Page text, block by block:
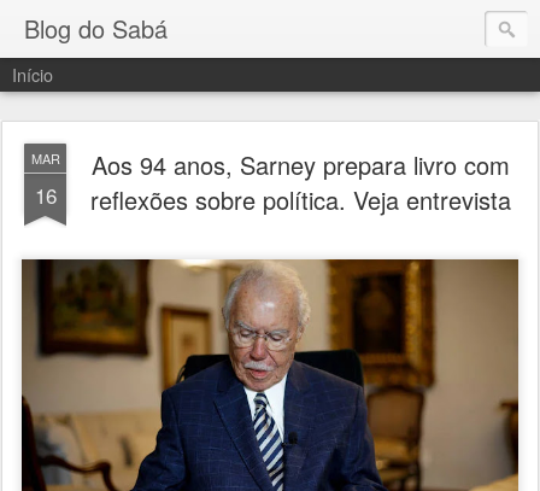
Blog do Sabá
Início
MAR
16
Aos 94 anos, Sarney prepara livro com
reflexões sobre política. Veja entrevista